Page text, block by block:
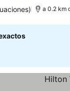
a 0.2 km